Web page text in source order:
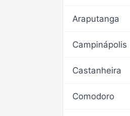
Araputanga
Campinápolis
Castanheira
Comodoro